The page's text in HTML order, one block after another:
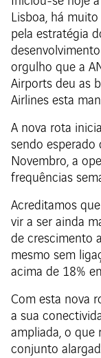
Lisboa, há
pela estratégia
orgulho que a
Airports deu as
Airlines esta
A nova rota
sendo esperado
Novembro, a
frequências
Acreditamos
vir a ser ainda
de crescimento
mesmo sem
acima de 18%
Com esta nova
a sua
ampliada, o que
conjunto